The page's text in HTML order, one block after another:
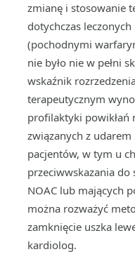
zmianę i stosowanie
dotychczas
(pochodnymi
nie było nie w pełni
wskaźnik
terapeutycznym
profilaktyki
związanych z
pacjentów, w tym u
przeciwwskazania
NOAC lub mających
można rozważyć
zamknięcie uszka
kardiolog.